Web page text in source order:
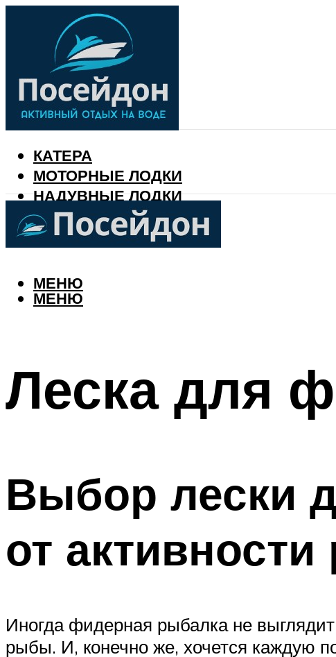
КАТЕРА
МОТОРНЫЕ ЛОДКИ
НАДУВНЫЕ ЛОДКИ
РЫБАЛКА
КАЛЕНДАРЬ РЫБАКА
МЕНЮ
МЕНЮ
Леска для
Выбор лески
от
Иногда фидерная рыбалка не
рыбы. И, конечно же, хочется каждую